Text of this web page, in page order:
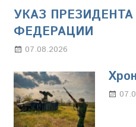
УКАЗ
ФЕДЕРАЦИИ
07.08.2026